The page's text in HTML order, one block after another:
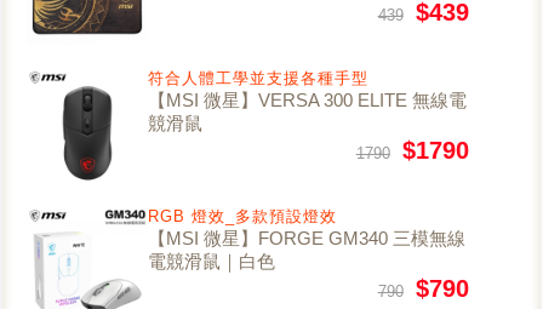
439 $439
符合人體工學並支援各種手型
【MSI 微星】VERSA 300 ELITE 無線電
競滑鼠
1790 $1790
RGB 燈效_多款預設燈效
【MSI 微星】FORGE GM340 三模無線
電競滑鼠｜白色
790 $790